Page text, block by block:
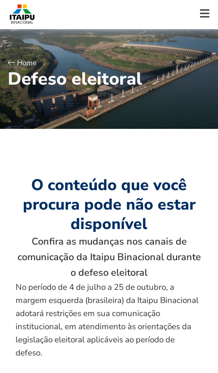
Home
Defeso eleitoral
O conteúdo que você
procura pode não estar
disponível
Confira as mudanças nos canais de
comunicação da Itaipu Binacional durante
o defeso eleitoral
No período de 4 de julho a 25 de outubro, a
margem esquerda (brasileira) da Itaipu Binacional
adotará restrições em sua comunicação
institucional, em atendimento às orientações da
legislação eleitoral aplicáveis ao período de
defeso.